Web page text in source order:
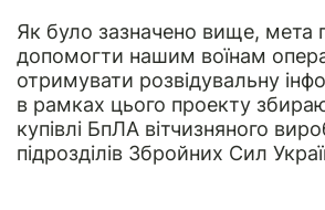
Як було зазначено вище, мета
допомогти нашим воїнам
отримувати розвідувальну
в рамках цього проекту
купівлі БпЛА вітчизняного
підрозділів Збройних Сил